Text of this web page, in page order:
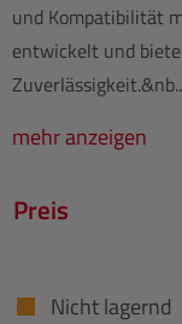
und Kompatibilität
entwickelt und
mehr anzeigen
Preis
Nicht lagernd